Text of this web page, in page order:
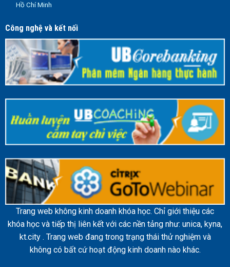
Hồ Chí Minh
Công nghệ và kết nối
Trang web không kinh doanh khóa học. Chỉ giới thiệu các
khóa học và tiếp thị liên kết với các nền tảng như: unica, kyna,
kt.city . Trang web đang trong trạng thái thử nghiệm và
không có bất cứ hoạt động kinh doanh nào khác.